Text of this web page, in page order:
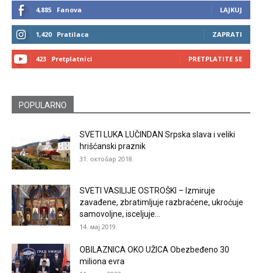
4,885 Fanova LAJKUJ
1,420 Pratilaca ZAPRATI
423 Pretplatnici PRETPLATITE SE
POPULARNO
SVETI LUKA LUČINDAN Srpska slava i veliki
hrišćanski praznik
31. октобар 2018.
SVETI VASILIJE OSTROŠKI – Izmiruje
zavađene, zbratimljuje razbraćene, ukroćuje
samovoljne, isceljuje...
14. мај 2019.
OBILAZNICA OKO UŽICA Obezbeđeno 30
miliona evra